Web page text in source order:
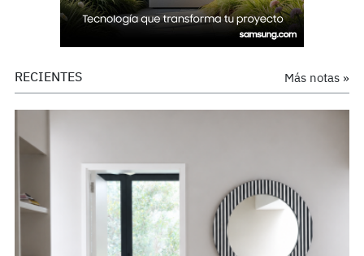
Más notas »
RECIENTES